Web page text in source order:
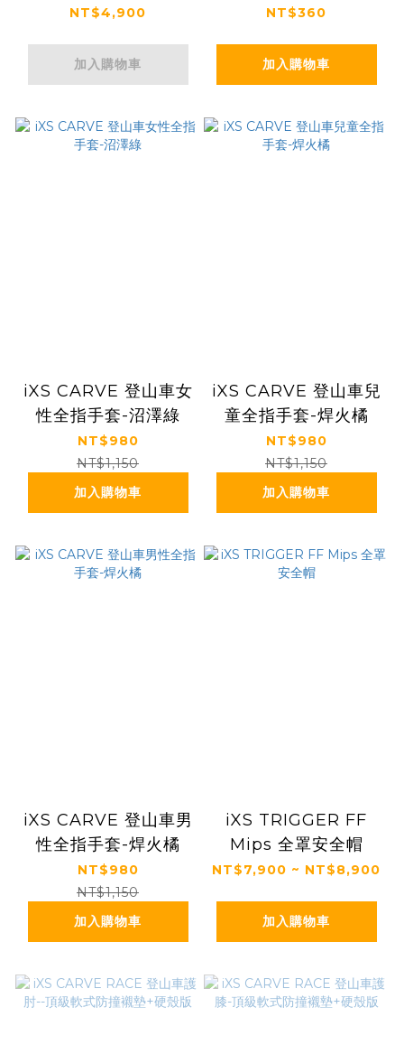
防撞襯墊+硬殼版
NT$4,900
加入購物車
襯墊
NT$360
加入購物車
iXS CARVE 登山車女
性全指手套-沼澤綠
NT$980
NT$1,150
加入購物車
iXS CARVE 登山車兒
童全指手套-焊火橘
NT$980
NT$1,150
加入購物車
iXS CARVE 登山車男
性全指手套-焊火橘
NT$980
NT$1,150
加入購物車
iXS TRIGGER FF
Mips 全罩安全帽
NT$7,900 ~ NT$8,900
加入購物車